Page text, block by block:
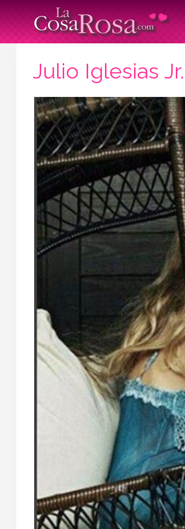
Julio Iglesias